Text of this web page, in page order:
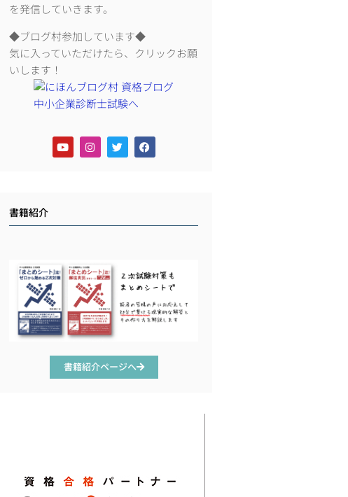
を発信していきます。
◆ブログ村参加しています◆
気に入っていただけたら、クリックお願
いします！
書籍紹介
書籍紹介ページへ